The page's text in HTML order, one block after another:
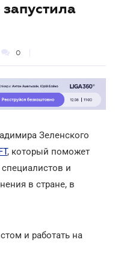
0
Зеленского
, который поможет
и
в стране, в
и работать на